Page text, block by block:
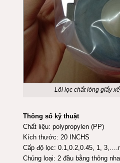
Lõi lọc chất lỏng giấy
Thông số kỹ thuật
Chất liệu: polypropylen (PP)
Kích thước: 20 INCHS
Cấp độ lọc: 0.1,0.2,0.45, 1,
Chủng loại: 2 đầu bằng thông